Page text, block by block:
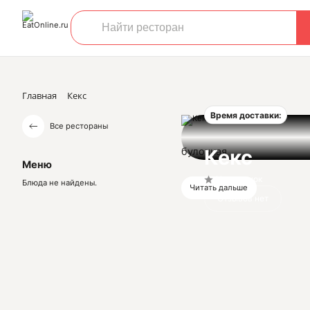
Главная Кекс
Все рестораны
Меню
Блюда не найдены.
Время доставки:
Кекс
булочная
Читать дальше